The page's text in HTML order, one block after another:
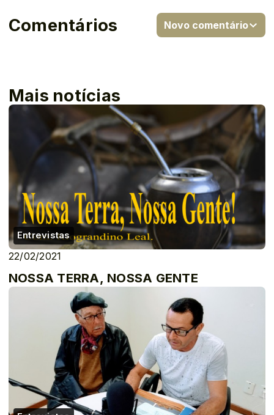
Comentários Novo comentário
Mais notícias
Entrevistas
22/02/2021
NOSSA TERRA, NOSSA GENTE